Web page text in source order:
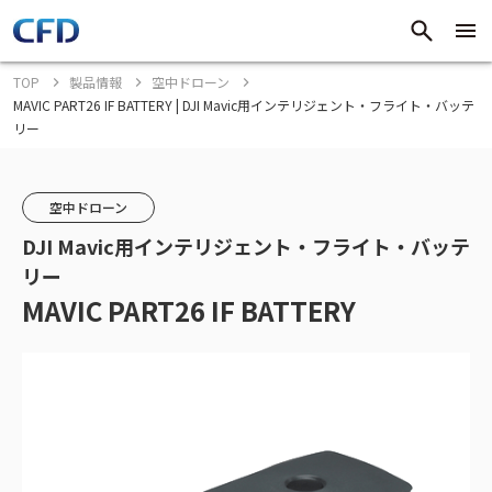
TOP 製品情報
空中ドローン
MAVIC PART26 IF BATTERY | DJI Mavic用インテリジェント・フライト・バッテ
リー
空中ドローン
DJI Mavic用インテリジェント・フライト・バッテ
リー
MAVIC PART26 IF BATTERY